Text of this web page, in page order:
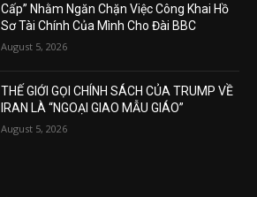
Cấp” Nhằm Ngăn Chặn Việc Công Khai Hồ
Sơ Tài Chính Của Mình Cho Đài BBC
August 5, 2026
THẾ GIỚI GỌI CHÍNH SÁCH CỦA TRUMP VỀ
IRAN LÀ “NGOẠI GIAO MẪU GIÁO”
August 5, 2026